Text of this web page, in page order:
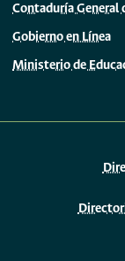
Contaduría General
Gobierno en Línea
Ministerio de